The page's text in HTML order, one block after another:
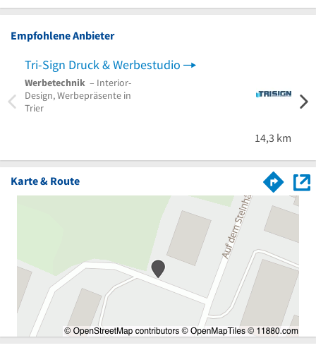
Empfohlene Anbieter
Tri-Sign Druck & Werbestudio
Werbetechnik – Interior-
Design, Werbepräsente in
Trier
14,3 km
aus
Karte & Route